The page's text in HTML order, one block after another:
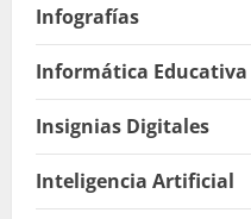
Infografías
Informática Educativa
Insignias Digitales
Inteligencia Artificial